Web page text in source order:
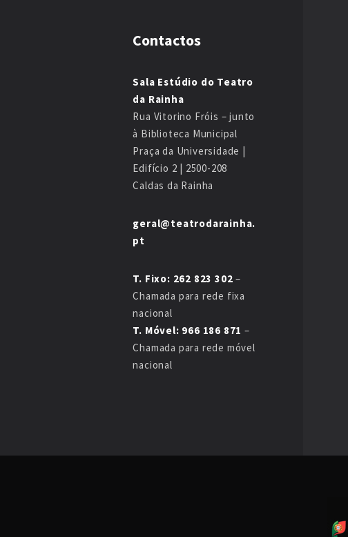
Contactos
Sala Estúdio do Teatro
da Rainha
Rua Vitorino Fróis – junto
à Biblioteca Municipal
Praça da Universidade |
Edifício 2 | 2500-208
Caldas da Rainha
geral@teatrodarainha.
pt
T. Fixo: 262 823 302 –
Chamada para rede fixa
nacional
T. Móvel: 966 186 871 –
Chamada para rede móvel
nacional